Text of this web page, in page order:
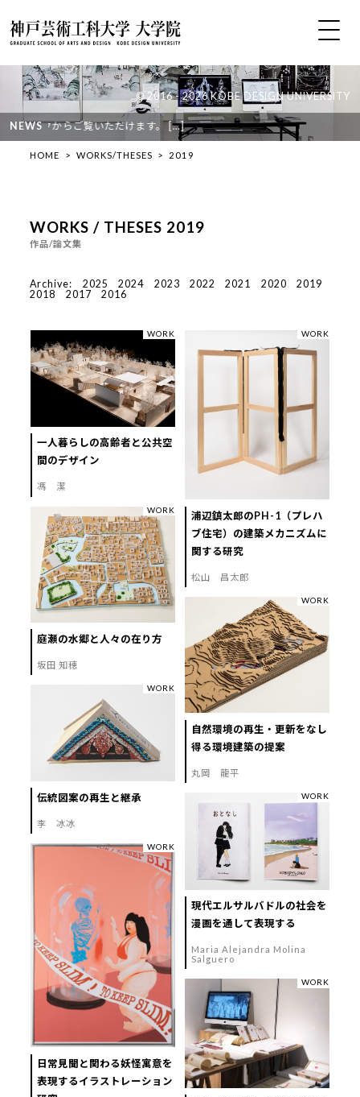
NEWS
クからご覧いただけます。 […]
© 2016 - 2026 KOBE DESIGN UNIVERSITY
HOME WORKS/THESES 2019
WORKS / THESES 2019
作品/論文集
Archive: 2025 2024 2023 2022 2021 2020
2019
2018
2017 2016
WORK
一人暮らしの高齢者と公共空
間のデザイン
馮 潔
WORK
浦辺鎮太郎のPH-1（プレハ
ブ住宅）の建築メカニズムに
関する研究
松山 昌太郎
WORK
庭瀬の水郷と人々の在り方
坂田 知穂
WORK
自然環境の再生・更新をなし
得る環境建築の提案
丸岡 龍平
WORK
伝統図案の再生と継承
李 冰冰
WORK
現代エルサルバドルの社会を
漫画を通して表現する
Maria Alejandra Molina
Salguero
WORK
日常見聞と関わる妖怪寓意を
表現するイラストレーション
WORK